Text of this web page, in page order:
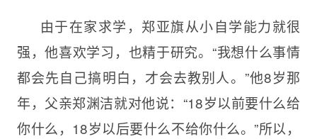
由于在家求学，郑亚旗从小自学能力就很
强，他喜欢学习，也精于研究。“我想什么事情
都会先自己搞明白，才会去教别人。”他8岁那
年，父亲郑渊洁就对他说：“18岁以前要什么给
你什么，18岁以后要什么不给你什么。”所以，